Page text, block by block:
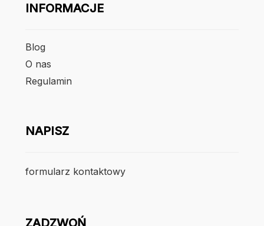
INFORMACJE
Blog
O nas
Regulamin
NAPISZ
formularz kontaktowy